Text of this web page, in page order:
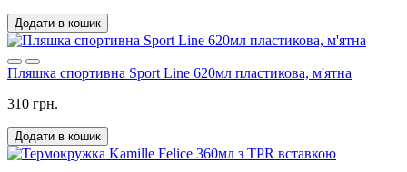
Додати в кошик
Пляшка спортивна Sport Line 620мл пластикова, м'ятна
310 грн.
Додати в кошик